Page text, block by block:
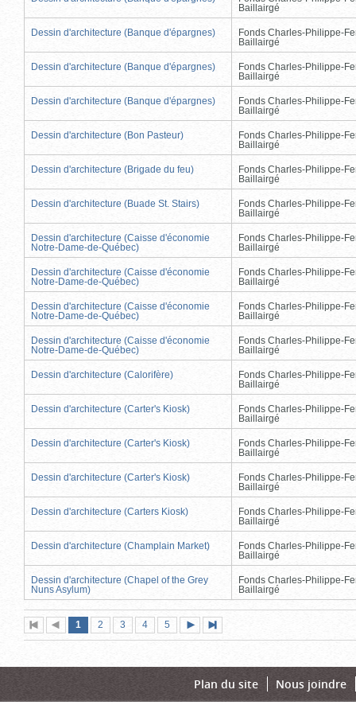
Baillairgé
Dessin d'architecture (Banque d'épargnes)
Fonds Charles-Philippe-
Baillairgé
Dessin d'architecture (Banque d'épargnes)
Fonds Charles-Philippe-
Baillairgé
Dessin d'architecture (Banque d'épargnes)
Fonds Charles-Philippe-
Baillairgé
Dessin d'architecture (Bon Pasteur)
Fonds Charles-Philippe-
Baillairgé
Dessin d'architecture (Brigade du feu)
Fonds Charles-Philippe-
Baillairgé
Dessin d'architecture (Buade St. Stairs)
Fonds Charles-Philippe-
Baillairgé
Dessin d'architecture (Caisse d'économie
Notre-Dame-de-Québec)
Fonds Charles-Philippe-
Baillairgé
Dessin d'architecture (Caisse d'économie
Notre-Dame-de-Québec)
Fonds Charles-Philippe-
Baillairgé
Dessin d'architecture (Caisse d'économie
Notre-Dame-de-Québec)
Fonds Charles-Philippe-
Baillairgé
Dessin d'architecture (Caisse d'économie
Notre-Dame-de-Québec)
Fonds Charles-Philippe-
Baillairgé
Dessin d'architecture (Calorifère)
Fonds Charles-Philippe-
Baillairgé
Dessin d'architecture (Carter's Kiosk)
Fonds Charles-Philippe-
Baillairgé
Dessin d'architecture (Carter's Kiosk)
Fonds Charles-Philippe-
Baillairgé
Dessin d'architecture (Carter's Kiosk)
Fonds Charles-Philippe-
Baillairgé
Dessin d'architecture (Carters Kiosk)
Fonds Charles-Philippe-
Baillairgé
Dessin d'architecture (Champlain Market)
Fonds Charles-Philippe-
Baillairgé
Dessin d'architecture (Chapel of the Grey
Nuns Asylum)
Fonds Charles-Philippe-
Baillairgé
Première
page
Page
précédente
Page
1 (page
actuelle)
Page
2 Page
3 Page
4 Page
5
suivante
page
Plan du site Nous joindre